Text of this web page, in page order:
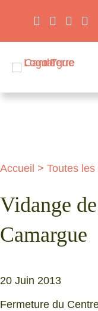
Accueil > Toutes
Vidange
Camargue
20 Juin 2013
Fermeture du